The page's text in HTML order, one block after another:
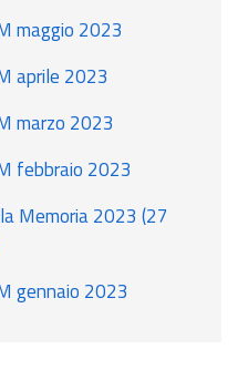
maggio 2023
aprile 2023
marzo 2023
febbraio 2023
Memoria 2023 (27
gennaio 2023